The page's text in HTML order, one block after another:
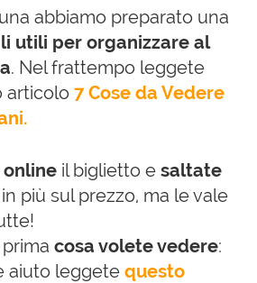
abbiamo preparato una
utili per organizzare al
. Nel frattempo leggete
articolo 7 Cose da Vedere
online il biglietto e saltate
più sul prezzo, ma le vale
prima cosa volete vedere:
aiuto leggete questo